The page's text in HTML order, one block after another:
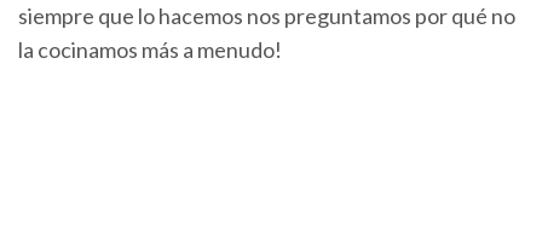
siempre que lo hacemos nos preguntamos por qué no
la cocinamos más a menudo!